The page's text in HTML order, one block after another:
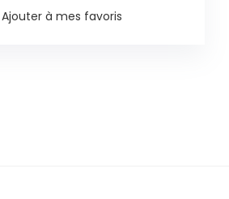
Ajouter à mes favoris